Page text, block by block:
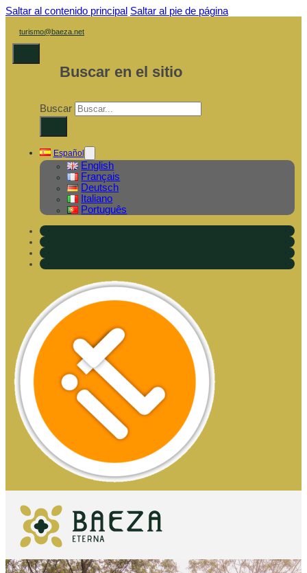
Saltar al contenido principal Saltar al pie de página
turismo@baeza.net
Buscar en el sitio
Buscar
Español
English
Français
Deutsch
Italiano
Português